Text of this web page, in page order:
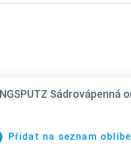
Sádrovápenná
Přidat na seznam